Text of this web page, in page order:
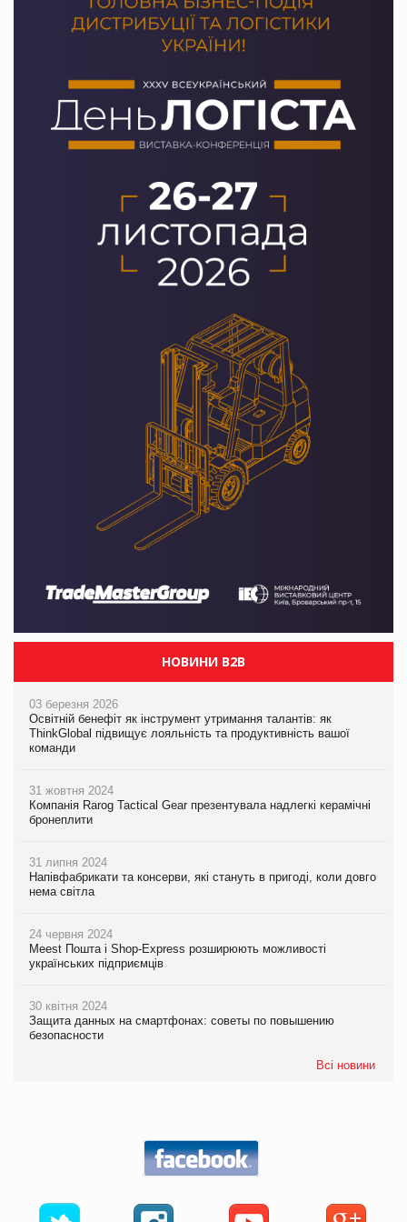
НОВИНИ B2B
03 березня 2026
Освітній бенефіт як інструмент утримання талантів: як
ThinkGlobal підвищує лояльність та продуктивність вашої
команди
31 жовтня 2024
Компанія Rarog Tactical Gear презентувала надлегкі керамічні
бронеплити
31 липня 2024
Напівфабрикати та консерви, які стануть в пригоді, коли довго
нема світла
24 червня 2024
Meest Пошта і Shop-Express розширюють можливості
українських підприємців
30 квітня 2024
Защита данных на смартфонах: советы по повышению
безопасности
Всі новини